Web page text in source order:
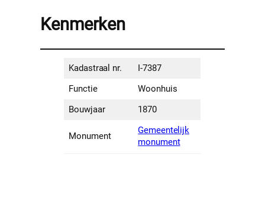
Kenmerken
Kadastraal nr. I-7387
Functie Woonhuis
Bouwjaar 1870
Monument
Gemeentelijk
monument